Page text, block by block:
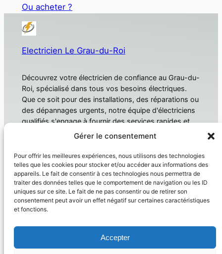
Gérer le consentement
Pour offrir les meilleures expériences, nous utilisons des technologies
telles que les cookies pour stocker et/ou accéder aux informations des
appareils. Le fait de consentir à ces technologies nous permettra de
traiter des données telles que le comportement de navigation ou les ID
uniques sur ce site. Le fait de ne pas consentir ou de retirer son
consentement peut avoir un effet négatif sur certaines caractéristiques
et fonctions.
Accepter
Ou acheter ?
Electricien Le Grau-du-Roi
Découvrez votre électricien de confiance au Grau-du-
Roi, spécialisé dans tous vos besoins électriques.
Que ce soit pour des installations, des réparations ou
des dépannages urgents, notre équipe d'électriciens
qualifiés s'engage à fournir des services rapides et
fiables. Électricien Le Grau-du-Roi
À propos
Domotique
Électricien
Produit
Confidentialité
Politique de confidentialité
Conditions générales
Nous contacter
Réseaux sociaux